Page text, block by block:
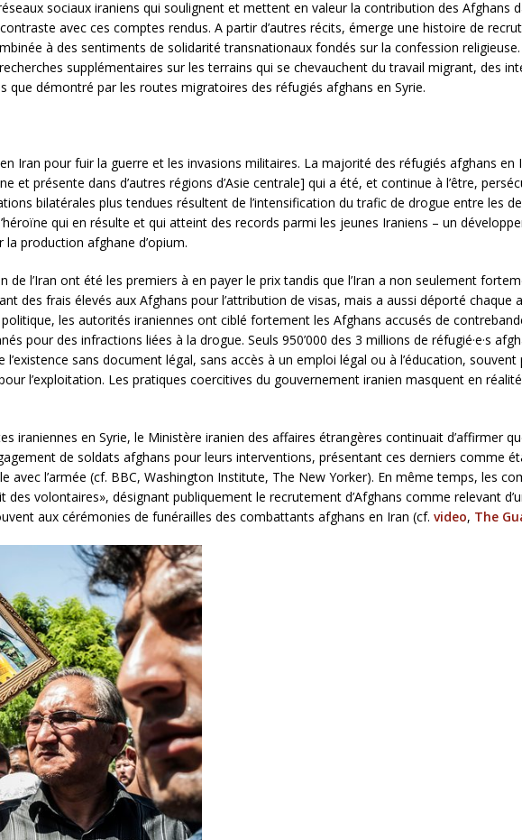
sociaux iraniens qui soulignent et mettent en valeur la contribution des Afghans
avec ces comptes rendus. A partir d’autres récits, émerge une histoire de
à des sentiments de solidarité transnationaux fondés sur la confession
supplémentaires sur les terrains qui se chevauchent du travail migrant, des
que démontré par les routes migratoires des réfugiés afghans en Syrie.
Iran pour fuir la guerre et les invasions militaires. La majorité des réfugiés afghans en
et présente dans d’autres régions d’Asie centrale] qui a été, et continue à l’être,
bilatérales plus tendues résultent de l’intensification du trafic de drogue entre les
qui en résulte et qui atteint des records parmi les jeunes Iraniens – un
production afghane d’opium.
l’Iran ont été les premiers à en payer le prix tandis que l’Iran a non seulement
des frais élevés aux Afghans pour l’attribution de visas, mais a aussi déporté chaque
les autorités iraniennes ont ciblé fortement les Afghans accusés de
pour des infractions liées à la drogue. Seuls 950’000 des 3 millions de réfugié·e·s
sans document légal, sans accès à un emploi légal ou à l’éducation, souvent
l’exploitation. Les pratiques coercitives du gouvernement iranien masquent en réalité
iraniennes en Syrie, le Ministère iranien des affaires étrangères continuait d’affirmer
de soldats afghans pour leurs interventions, présentant ces derniers comme
avec l’armée (cf. BBC, Washington Institute, The New Yorker). En même temps, les
des volontaires», désignant publiquement le recrutement d’Afghans comme relevant
aux cérémonies de funérailles des combattants afghans en Iran (cf. video, The